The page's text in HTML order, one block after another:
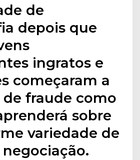
de
depois que
ingratos e
começaram a
fraude como
sobre
variedade de